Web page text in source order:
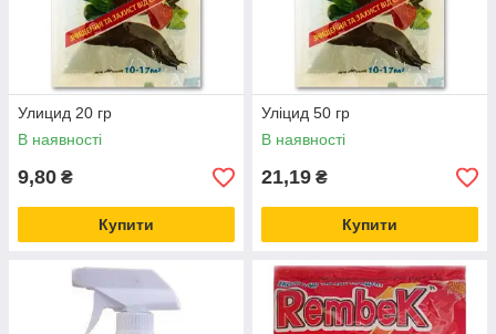
Улицид 20 гр
В наявності
9,80 ₴
Купити
Уліцид 50 гр
В наявності
21,19 ₴
Купити